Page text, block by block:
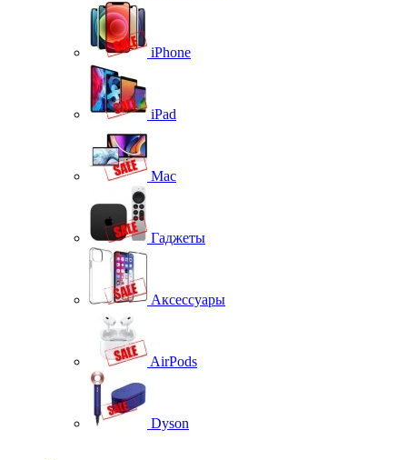
iPhone
iPad
Mac
Гаджеты
Аксессуары
AirPods
Dyson